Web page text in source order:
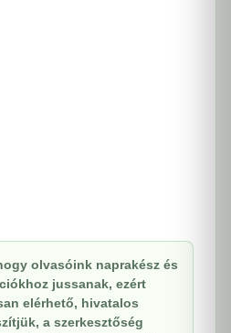
olvasóink naprakész és
jussanak, ezért
elérhető, hivatalos
a szerkesztőség